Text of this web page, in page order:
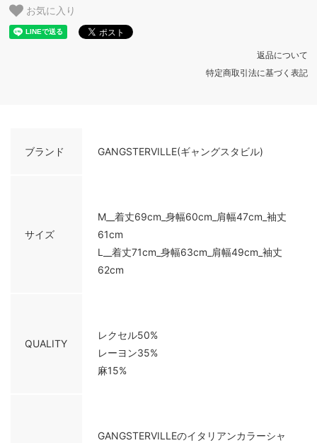
お気に入り
返品について
特定商取引法に基づく表記
ブランド GANGSTERVILLE(ギャングスタビル)
サイズ
M__着丈69cm_身幅60cm_肩幅47cm_袖丈
61cm
L__着丈71cm_身幅63cm_肩幅49cm_袖丈
62cm
QUALITY
レクセル50%
レーヨン35%
麻15%
GANGSTERVILLEのイタリアンカラーシャ